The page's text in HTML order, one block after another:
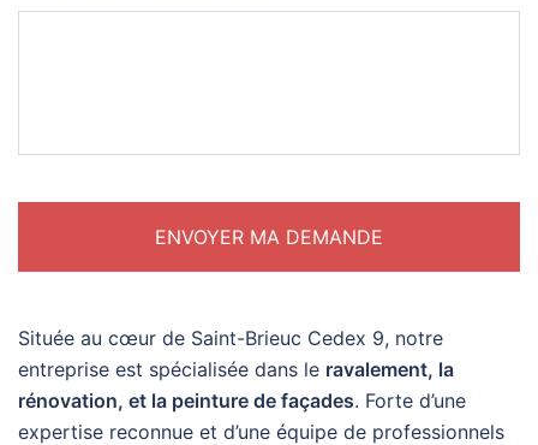
Située au cœur de Saint-Brieuc Cedex 9, notre
entreprise est spécialisée dans le ravalement, la
rénovation, et la peinture de façades. Forte d’une
expertise reconnue et d’une équipe de professionnels